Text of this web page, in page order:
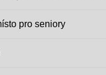
pro seniory